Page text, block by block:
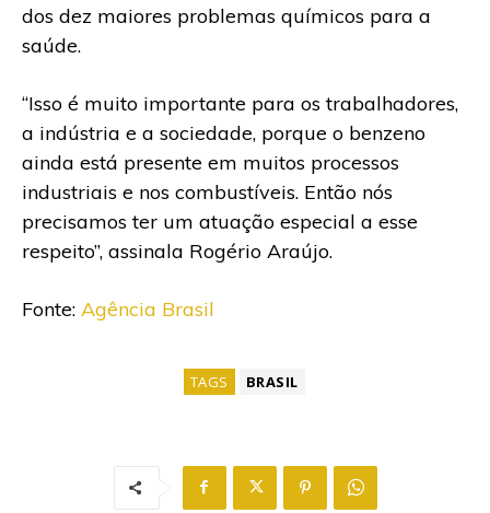
dos dez maiores problemas químicos para a
saúde.
“Isso é muito importante para os trabalhadores,
a indústria e a sociedade, porque o benzeno
ainda está presente em muitos processos
industriais e nos combustíveis. Então nós
precisamos ter um atuação especial a esse
respeito”, assinala Rogério Araújo.
Fonte: Agência Brasil
TAGS BRASIL